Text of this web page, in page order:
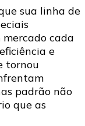
sua linha de
cada
e
tornou
padrão não
que as